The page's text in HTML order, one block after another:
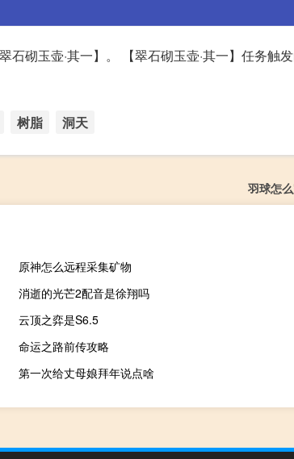
石砌玉壶·其一】。 【翠石砌玉壶·其一】任务触
树脂 洞天
羽球怎
原神怎么远程采集矿物
消逝的光芒2配音是徐翔吗
云顶之弈是S6.5
命运之路前传攻略
第一次给丈母娘拜年说点啥